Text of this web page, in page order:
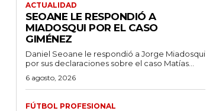
ACTUALIDAD
SEOANE LE RESPONDIÓ A
MIADOSQUI POR EL CASO
GIMÉNEZ
Daniel Seoane le respondió a Jorge Miadosqui
por sus declaraciones sobre el caso Matías...
6 agosto, 2026
FÚTBOL PROFESIONAL